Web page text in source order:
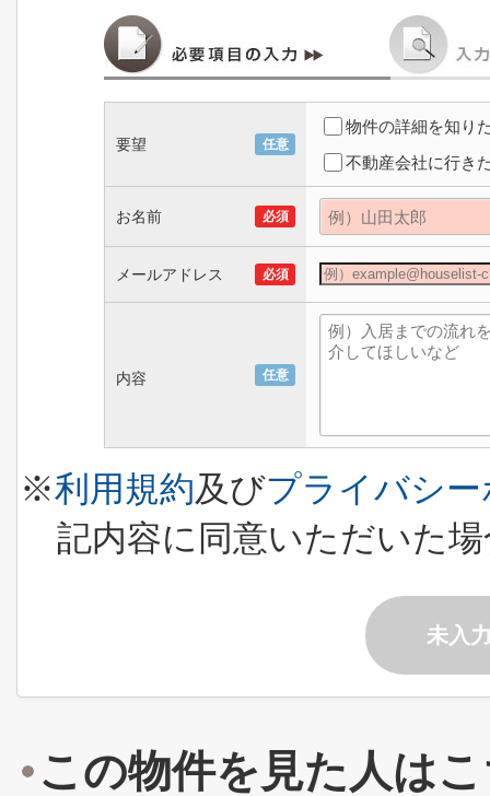
要望 任意
物件の詳細を知り
不動産会社に行き
お名前 必須
メールアドレス 必須
内容 任意
※利用規約及びプライバシ
記内容に同意いただいた
未入
この物件を見た人は